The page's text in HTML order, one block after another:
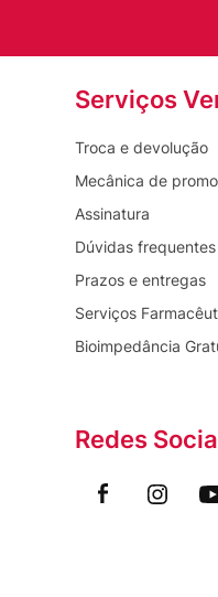
Serviços
Troca e devolução
Mecânica de
Assinatura
Dúvidas frequentes
Prazos e entregas
Serviços
Bioimpedância
Redes